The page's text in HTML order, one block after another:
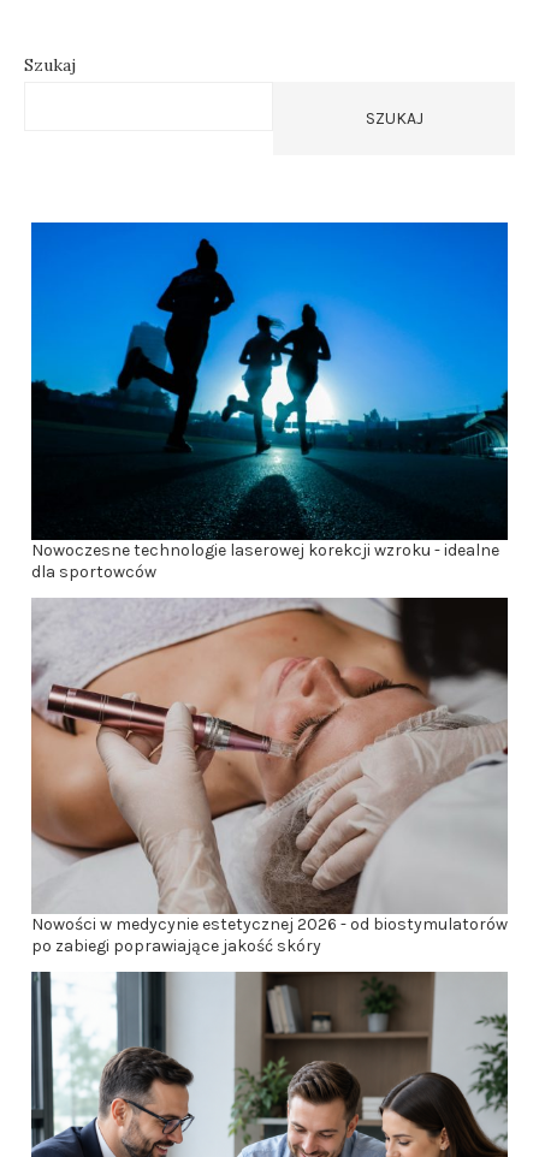
Szukaj
SZUKAJ
Nowoczesne technologie laserowej korekcji wzroku - idealne
dla sportowców
Nowości w medycynie estetycznej 2026 - od biostymulatorów
po zabiegi poprawiające jakość skóry